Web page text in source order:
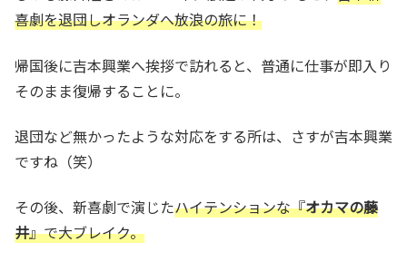
喜劇を退団しオランダへ放浪の旅に！
帰国後に吉本興業へ挨拶で訪れると、普通に仕事が即入り
そのまま復帰することに。
退団など無かったような対応をする所は、さすが吉本興業
ですね（笑）
その後、新喜劇で演じたハイテンションな『オカマの藤
井』で大ブレイク。